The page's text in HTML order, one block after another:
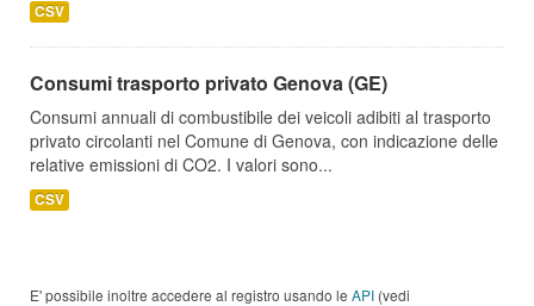
CSV
Consumi trasporto privato Genova (GE)
Consumi annuali di combustibile dei veicoli adibiti al trasporto
privato circolanti nel Comune di Genova, con indicazione delle
relative emissioni di CO2. I valori sono...
CSV
E' possibile inoltre accedere al registro usando le API (vedi